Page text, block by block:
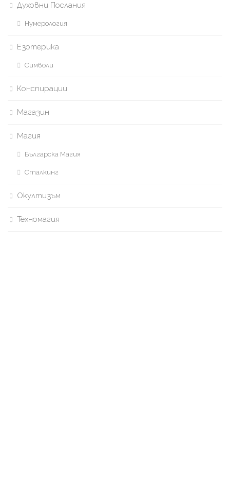
Духовни Послания
Нумерология
Езотерика
Символи
Конспирации
Магазин
Магия
Българска Магия
Сталкинг
Окултизъм
Техномагия